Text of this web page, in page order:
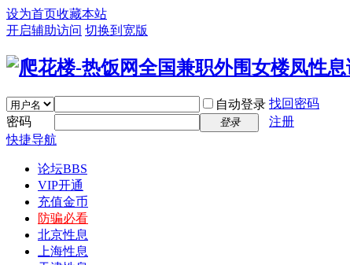
设为首页收藏本站
开启辅助访问 切换到宽版
自动登录 找回密码
密码
登录
注册
快捷导航
论坛BBS
VIP开通
充值金币
防骗必看
北京性息
上海性息